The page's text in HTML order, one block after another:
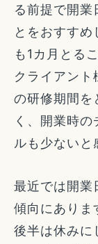
る前提で開業
とをおすすめ
も1カ月とる
クライアント
の研修期間を
く、開業時
ルも少ないと
最近では開業
傾向にありま
後半は休みに